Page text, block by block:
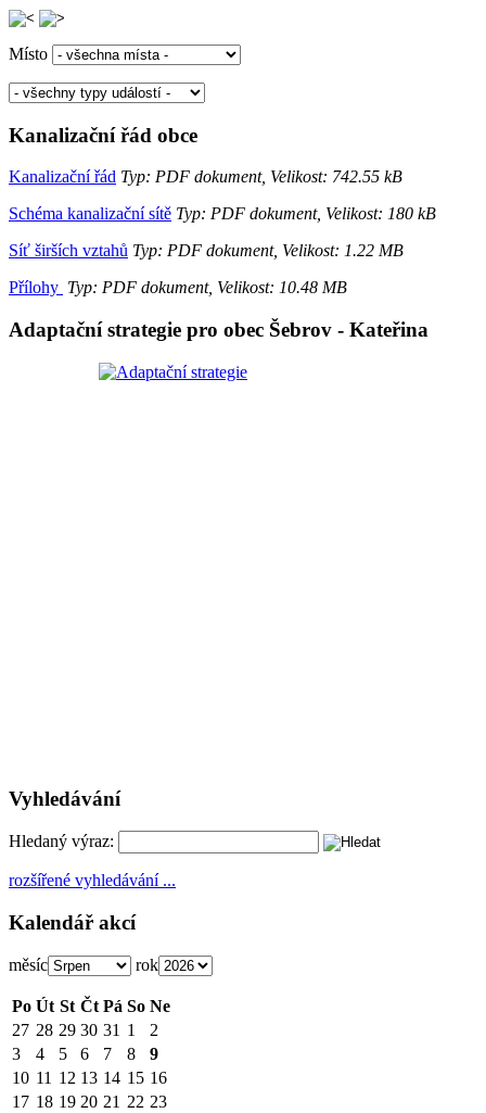
Místo
Kanalizační řád obce
Kanalizační řád Typ: PDF dokument, Velikost: 742.55 kB
Schéma kanalizační sítě Typ: PDF dokument, Velikost: 180 kB
Síť širších vztahů Typ: PDF dokument, Velikost: 1.22 MB
Přílohy Typ: PDF dokument, Velikost: 10.48 MB
Adaptační strategie pro obec Šebrov - Kateřina
Vyhledávání
Hledaný výraz:
rozšířené vyhledávání ...
Kalendář akcí
měsíc rok
Po Út St Čt Pá So Ne
27 28 29 30 31 1
2
3
4 5 6 7 8
9
10 11 12 13 14 15 16
17 18 19 20 21 22 23